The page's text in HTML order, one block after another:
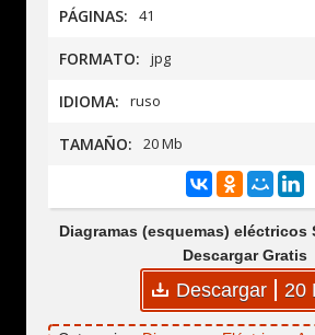
PÁGINAS: 41
FORMATO: jpg
IDIOMA: ruso
TAMAÑO: 20 Mb
Diagramas (esquemas) eléctricos
Descargar Gratis
Descargar 20